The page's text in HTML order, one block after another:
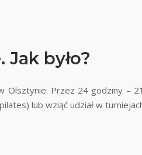
było?
Olsztynie. Przez 24 godziny –
lub wziąć udział w